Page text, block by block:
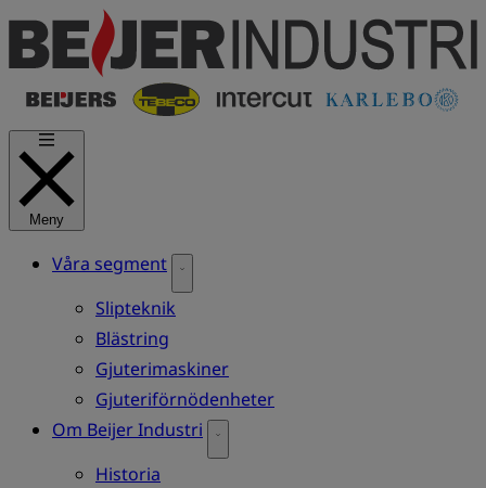
Hoppa
till
huvudinnehåll
Meny
Våra segment
Slipteknik
Blästring
Gjuterimaskiner
Gjuteriförnödenheter
Om Beijer Industri
Historia